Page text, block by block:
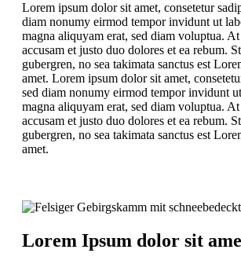
Lorem ipsum dolor sit amet, consetetur
diam nonumy eirmod tempor invidunt ut
magna aliquyam erat, sed diam voluptua.
accusam et justo duo dolores et ea rebum.
gubergren, no sea takimata sanctus est
amet. Lorem ipsum dolor sit amet,
sed diam nonumy eirmod tempor invidunt
magna aliquyam erat, sed diam voluptua.
accusam et justo duo dolores et ea rebum.
gubergren, no sea takimata sanctus est
amet.
Lorem Ipsum dolor sit